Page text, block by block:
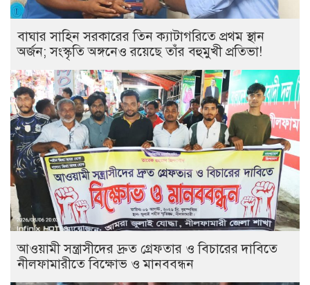
বাঘার সাহিন সরকারের তিন ক্যাটাগরিতে প্রথম স্থান
অর্জন; সংস্কৃতি অঙ্গনেও রয়েছে তাঁর বহুমুখী প্রতিভা!
আওয়ামী সন্ত্রাসীদের দ্রুত গ্রেফতার ও বিচারের দাবিতে
নীলফামারীতে বিক্ষোভ ও মানববন্ধন